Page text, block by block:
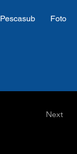
Pescasub Foto
Next